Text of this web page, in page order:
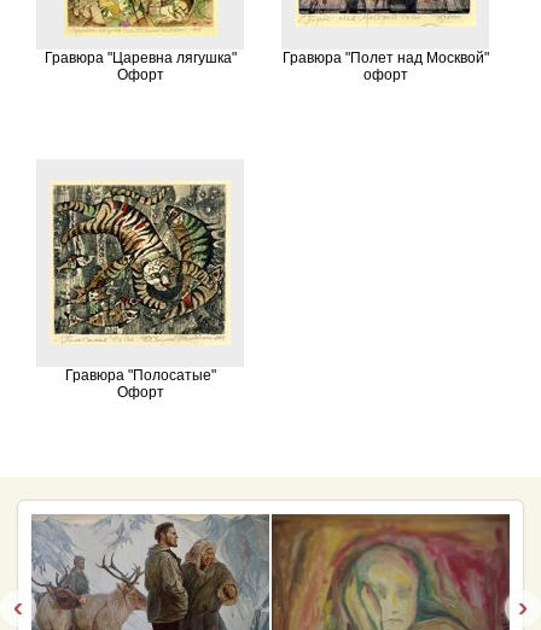
Гравюра "Царевна лягушка"
Офорт
Гравюра "Полет над Москвой"
офорт
Гравюра "Полосатые"
Офорт
‹ ›